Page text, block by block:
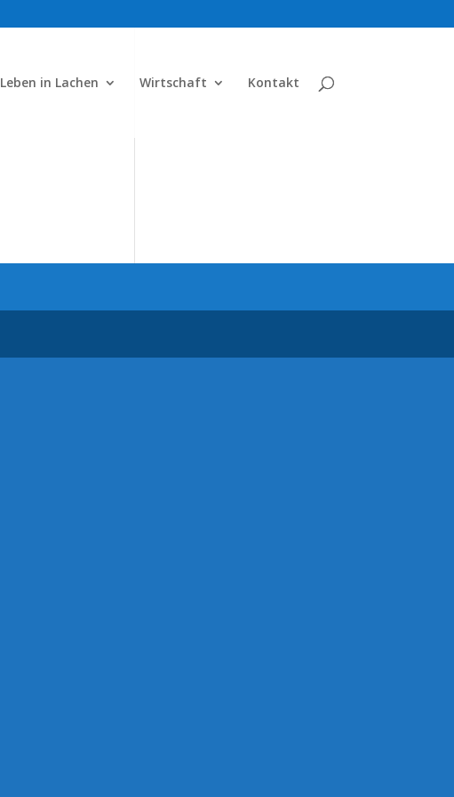
Leben in Lachen Wirtschaft Kontakt